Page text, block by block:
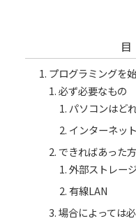
プログラミングを
必ず必要なもの
パソコンはど
インターネッ
できればあった
外部ストレー
有線LAN
場合によっては